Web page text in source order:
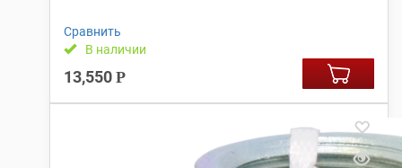
Сравнить
В наличии
13,550 Р